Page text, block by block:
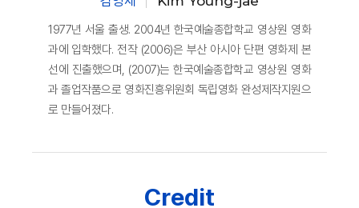
1977년 서울 출생. 2004년 한국예술종합학교 영상원 영화
과에 입학했다. 전작 (2006)은 부산 아시아 단편 영화제 본
선에 진출했으며, (2007)는 한국예술종합학교 영상원 영화
과 졸업작품으로 영화진흥위원회 독립영화 완성제작지원으
로 만들어졌다.
Credit